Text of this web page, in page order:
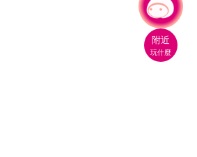
附近
玩什麼